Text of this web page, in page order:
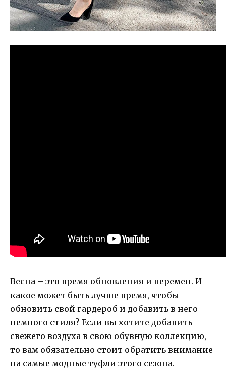
Весна – это время обновления и перемен. И
какое может быть лучше время, чтобы
обновить свой гардероб и добавить в него
немного стиля? Если вы хотите добавить
свежего воздуха в свою обувную коллекцию,
то вам обязательно стоит обратить внимание
на самые модные туфли этого сезона.